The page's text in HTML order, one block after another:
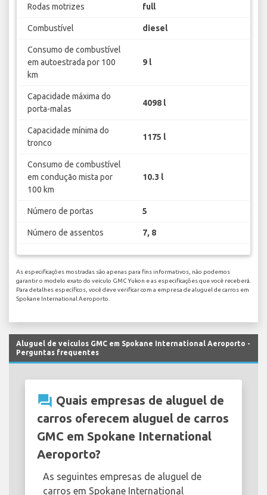
Rodas motrizes full
Combustível diesel
Consumo de combustível
em autoestrada por 100
km
9 l
Capacidade máxima do
porta-malas
4098 l
Capacidade mínima do
tronco
1175 l
Consumo de combustível
em condução mista por
100 km
10.3 l
Número de portas 5
Número de assentos 7, 8
As especificações mostradas são apenas para fins informativos, não podemos
garantir o modelo exato do veículo GMC Yukon e as especificações que você receberá.
Para detalhes específicos, você deve verificar com a empresa de aluguel de carros em
Spokane International Aeroporto.
Aluguel de veículos GMC em Spokane International Aeroporto -
Perguntas frequentes
question_answer Quais empresas de aluguel de
carros oferecem aluguel de carros
GMC em Spokane International
Aeroporto?
As seguintes empresas de aluguel de
carros em Spokane International